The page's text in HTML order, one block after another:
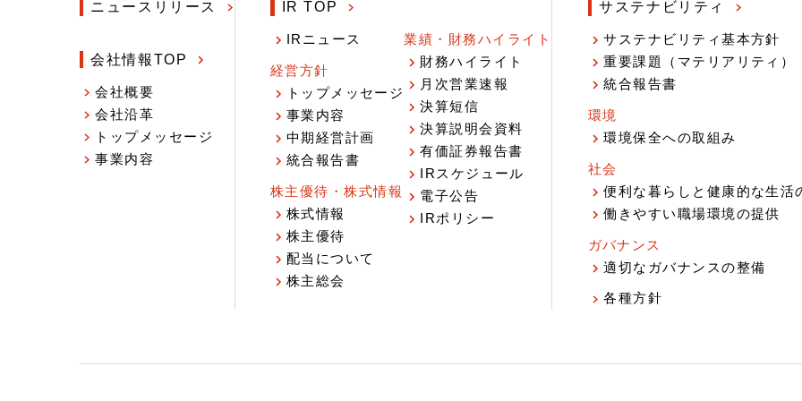
ニュースリリース
会社情報TOP
会社概要
会社沿革
トップメッセージ
事業内容
IR TOP
IRニュース
経営方針
トップメッセージ
事業内容
中期経営計画
統合報告書
株主優待・株式情報
株式情報
株主優待
配当について
株主総会
業績・財務ハイライト
財務ハイライト
月次営業速報
決算短信
決算説明会資料
有価証券報告書
IRスケジュール
電子公告
IRポリシー
サステナビリティ
サステナビリティ基本方針
重要課題（マテリアリティ）
統合報告書
環境
環境保全への取組み
社会
便利な暮らしと健康的な生活
働きやすい職場環境の提供
ガバナンス
適切なガバナンスの整備
各種方針